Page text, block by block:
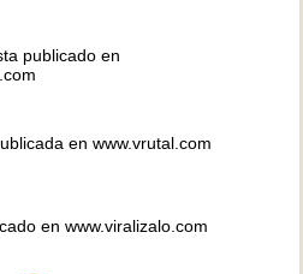
publicado en
en www.vrutal.com
en www.viralizalo.com